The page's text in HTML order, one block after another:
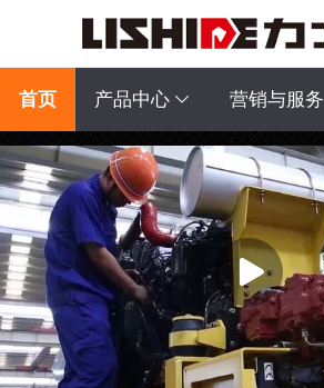
首页 产品中心 营销与服务